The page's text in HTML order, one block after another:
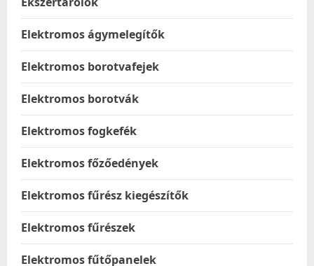
Elektromos ágymelegítők
Elektromos borotvafejek
Elektromos borotvák
Elektromos fogkefék
Elektromos főzőedények
Elektromos fűrész kiegészítők
Elektromos fűrészek
Elektromos fűtőpanelek